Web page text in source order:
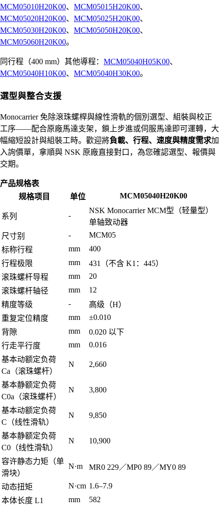
MCM05010H20K00、 MCM05015H20K00、
MCM05020H20K00、 MCM05025H20K00、
MCM05030H20K00、 MCM05050H20K00、
MCM05060H20K00。
同行程（400 mm）其他導程： MCM05040H05K00、
MCM05040H10K00、 MCM05040H30K00。
選型與整合支援
Monocarrier 免除滾珠螺桿與線性滑軌的個別選型、組裝與校正
工序——配合原廠馬達支架，鎖上步進或伺服馬達即可運轉，大
幅縮短設計與組裝工時。歡迎將負載、行程、速度與精度需求加
入詢價單，拿順與 NSK 原廠直接對口，為您確認選型、報價與
交期。
产品规格表
规格项目
单位 MCM05040H20K00
系列 -
NSK Monocarrier MCM型（轻量型）
单轴致动器
尺寸别
-
MCM05
标称行程
mm
400
行程极限
mm
431（不含 K1：445）
滚珠螺杆导程
mm
20
滚珠螺杆轴径
mm
12
精度等级
-
高级（H）
重复定位精度
mm
±0.010
背隙
mm
0.020 以下
行走平行度
mm
0.016
基本动额定负荷
Ca（滚珠螺杆）
N 2,660
基本静额定负荷
C0a（滚珠螺杆）
N 3,800
基本动额定负荷
C（线性滑轨）
N 9,850
基本静额定负荷
C0（线性滑轨）
N 10,900
容许静态力矩（单
滑块）
N·m MR0 229／MP0 89／MY0 89
动态扭矩 N·cm 1.6–7.9
本体长度 L1
mm
582